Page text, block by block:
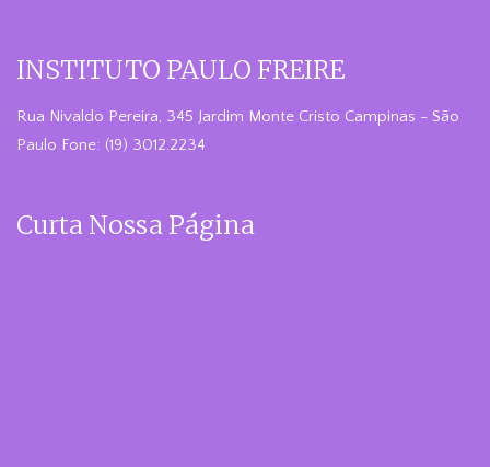
INSTITUTO PAULO FREIRE
Rua Nivaldo Pereira, 345 Jardim Monte Cristo Campinas - São
Paulo Fone: (19) 3012.2234
Curta Nossa Página